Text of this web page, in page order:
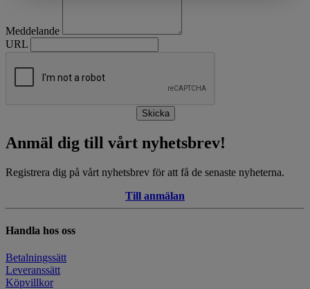
Meddelande
URL
Skicka
Anmäl dig till vårt nyhetsbrev!
Registrera dig på vårt nyhetsbrev för att få de senaste nyheterna.
Till anmälan
Handla hos oss
Betalningssätt
Leveranssätt
Köpvillkor